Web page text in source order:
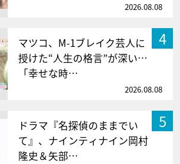
2026.08.08
4
マツコ、M-1ブレイク芸人に
授けた“人生の格言”が深い…
「幸せな時…
2026.08.08
5
ドラマ『名探偵のままでい
て』、ナインティナイン岡村
隆史＆矢部…